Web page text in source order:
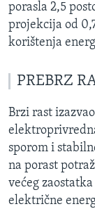
porasla 2,5
projekcija od
korištenja
PREBRZ
Brzi rast
sporom i
na porast
većeg
električne